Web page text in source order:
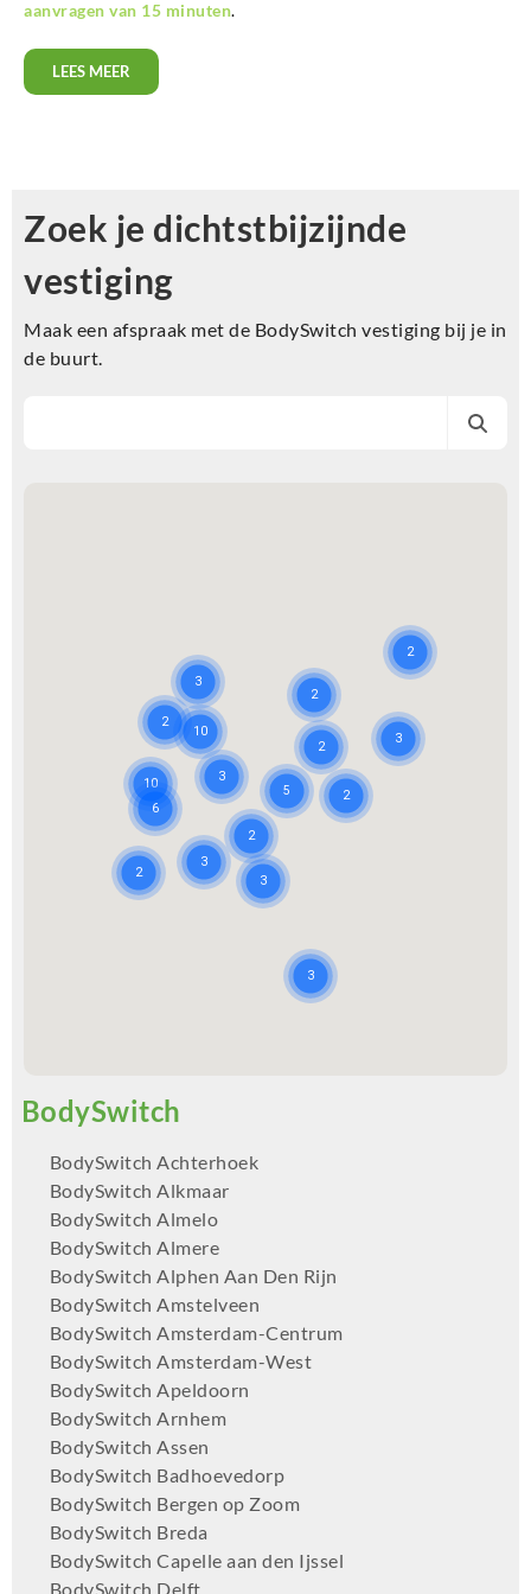
aanvragen van 15 minuten.
LEES MEER
Zoek je dichtstbijzijnde
vestiging
Maak een afspraak met de BodySwitch vestiging bij je in
de buurt.
BodySwitch Achterhoek
BodySwitch Alkmaar
BodySwitch Almelo
BodySwitch Almere
BodySwitch Alphen Aan Den Rijn
BodySwitch Amstelveen
BodySwitch Amsterdam-Centrum
BodySwitch Amsterdam-West
BodySwitch Apeldoorn
BodySwitch Arnhem
BodySwitch Assen
BodySwitch Badhoevedorp
BodySwitch Bergen op Zoom
BodySwitch Breda
BodySwitch Capelle aan den Ijssel
BodySwitch Delft